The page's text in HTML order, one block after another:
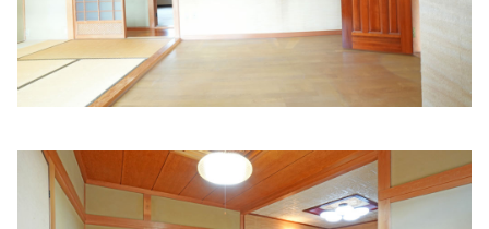
住所:和歌山県橋本市高野口町名倉１８６−１
植阪クリニック
住所:
和歌山県橋本市高野口町伏原１４４−２ マップで見る
虎谷内科小児科医院
住所: 和歌山県橋本市高野口町向島１７７ マップで見る